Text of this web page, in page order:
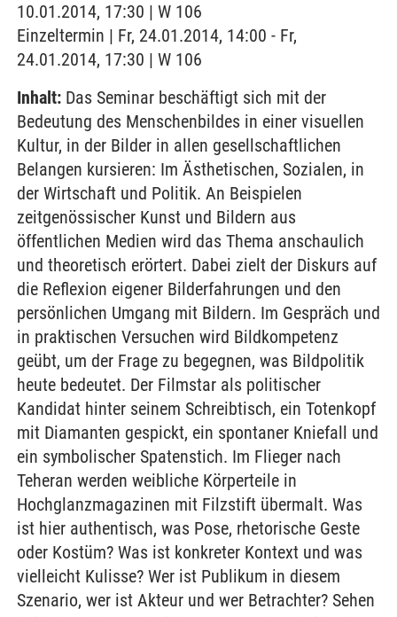
10.01.2014, 17:30 | W 106
Einzeltermin | Fr, 24.01.2014, 14:00 - Fr,
24.01.2014, 17:30 | W 106
Inhalt: Das Seminar beschäftigt sich mit der
Bedeutung des Menschenbildes in einer visuellen
Kultur, in der Bilder in allen gesellschaftlichen
Belangen kursieren: Im Ästhetischen, Sozialen, in
der Wirtschaft und Politik. An Beispielen
zeitgenössischer Kunst und Bildern aus
öffentlichen Medien wird das Thema anschaulich
und theoretisch erörtert. Dabei zielt der Diskurs auf
die Reflexion eigener Bilderfahrungen und den
persönlichen Umgang mit Bildern. Im Gespräch und
in praktischen Versuchen wird Bildkompetenz
geübt, um der Frage zu begegnen, was Bildpolitik
heute bedeutet. Der Filmstar als politischer
Kandidat hinter seinem Schreibtisch, ein Totenkopf
mit Diamanten gespickt, ein spontaner Kniefall und
ein symbolischer Spatenstich. Im Flieger nach
Teheran werden weibliche Körperteile in
Hochglanzmagazinen mit Filzstift übermalt. Was
ist hier authentisch, was Pose, rhetorische Geste
oder Kostüm? Was ist konkreter Kontext und was
vielleicht Kulisse? Wer ist Publikum in diesem
Szenario, wer ist Akteur und wer Betrachter? Sehen